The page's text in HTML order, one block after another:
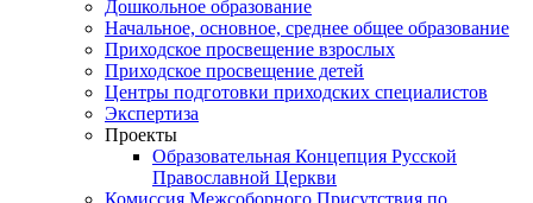
Дошкольное образование
Начальное, основное, среднее общее образование
Приходское просвещение взрослых
Приходское просвещение детей
Центры подготовки приходских специалистов
Экспертиза
Проекты
Образовательная Концепция Русской
Православной Церкви
Комиссия Межсоборного Присутствия по